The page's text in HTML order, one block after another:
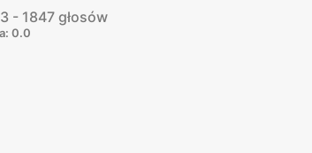
- 1847 głosów
0.0